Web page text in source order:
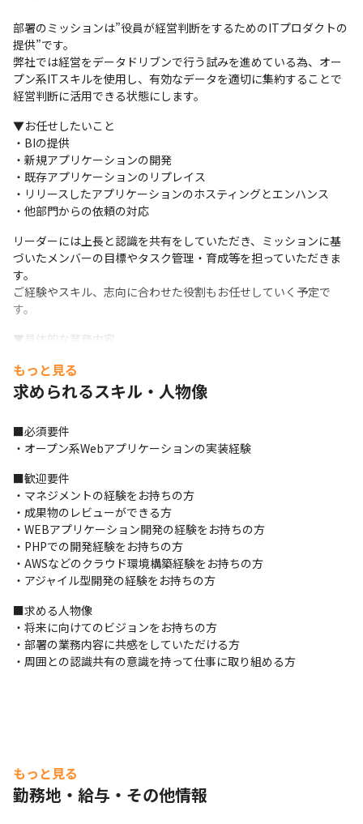
部署のミッションは”役員が経営判断をするためのITプロダクトの
提供”です。
弊社では経営をデータドリブンで行う試みを進めている為、オー
プン系ITスキルを使用し、有効なデータを適切に集約することで
経営判断に活用できる状態にします。
▼お任せしたいこと
・BIの提供
・新規アプリケーションの開発
・既存アプリケーションのリプレイス
・リリースしたアプリケーションのホスティングとエンハンス
・他部門からの依頼の対応
リーダーには上長と認識を共有をしていただき、ミッションに基
づいたメンバーの目標やタスク管理・育成等を担っていただきま
す。
ご経験やスキル、志向に合わせた役割もお任せしていく予定で
す。
▼具体的な業務内容
メンバーのマネジメントをおまかせします。
・メンバーのタスクマネジメント
・タスクのアサイン
・タスクの進捗管理
・実装の品質担保
・コードレビュー
・テストレビュー
【技術スタック】
・開発言語：PHP、JavaScript
・フレームワーク：Laravel、Alpine.js
・データベース：MySQL
・インフラ：AWS、docker
・コミュニケーションツール：slack、Chatwork
・チケット管理：REDMINE
・ソース管理 : Github
※個人の開発環境は自由に選択可能
CPU：現行または1世代前
メモリー：16GB以上
SSD：512G以上
もっと見る
求められるスキル・人物像
■必須要件
・オープン系Webアプリケーションの実装経験
■歓迎要件
・マネジメントの経験をお持ちの方
・成果物のレビューができる方
・WEBアプリケーション開発の経験をお持ちの方
・PHPでの開発経験をお持ちの方
・AWSなどのクラウド環境構築経験をお持ちの方
・アジャイル型開発の経験をお持ちの方
■求める人物像
・将来に向けてのビジョンをお持ちの方
・部署の業務内容に共感をしていただける方
・周囲との認識共有の意識を持って仕事に取り組める方
もっと見る
勤務地・給与・その他情報